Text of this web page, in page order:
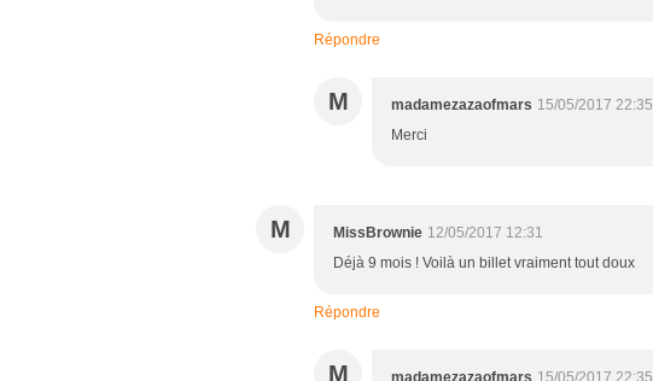
Répondre
M madamezazaofmars 15/05/2017 22:35
Merci
M MissBrownie 12/05/2017 12:31
Déjà 9 mois ! Voilà un billet vraiment tout doux
Répondre
M madamezazaofmars 15/05/2017 22:35